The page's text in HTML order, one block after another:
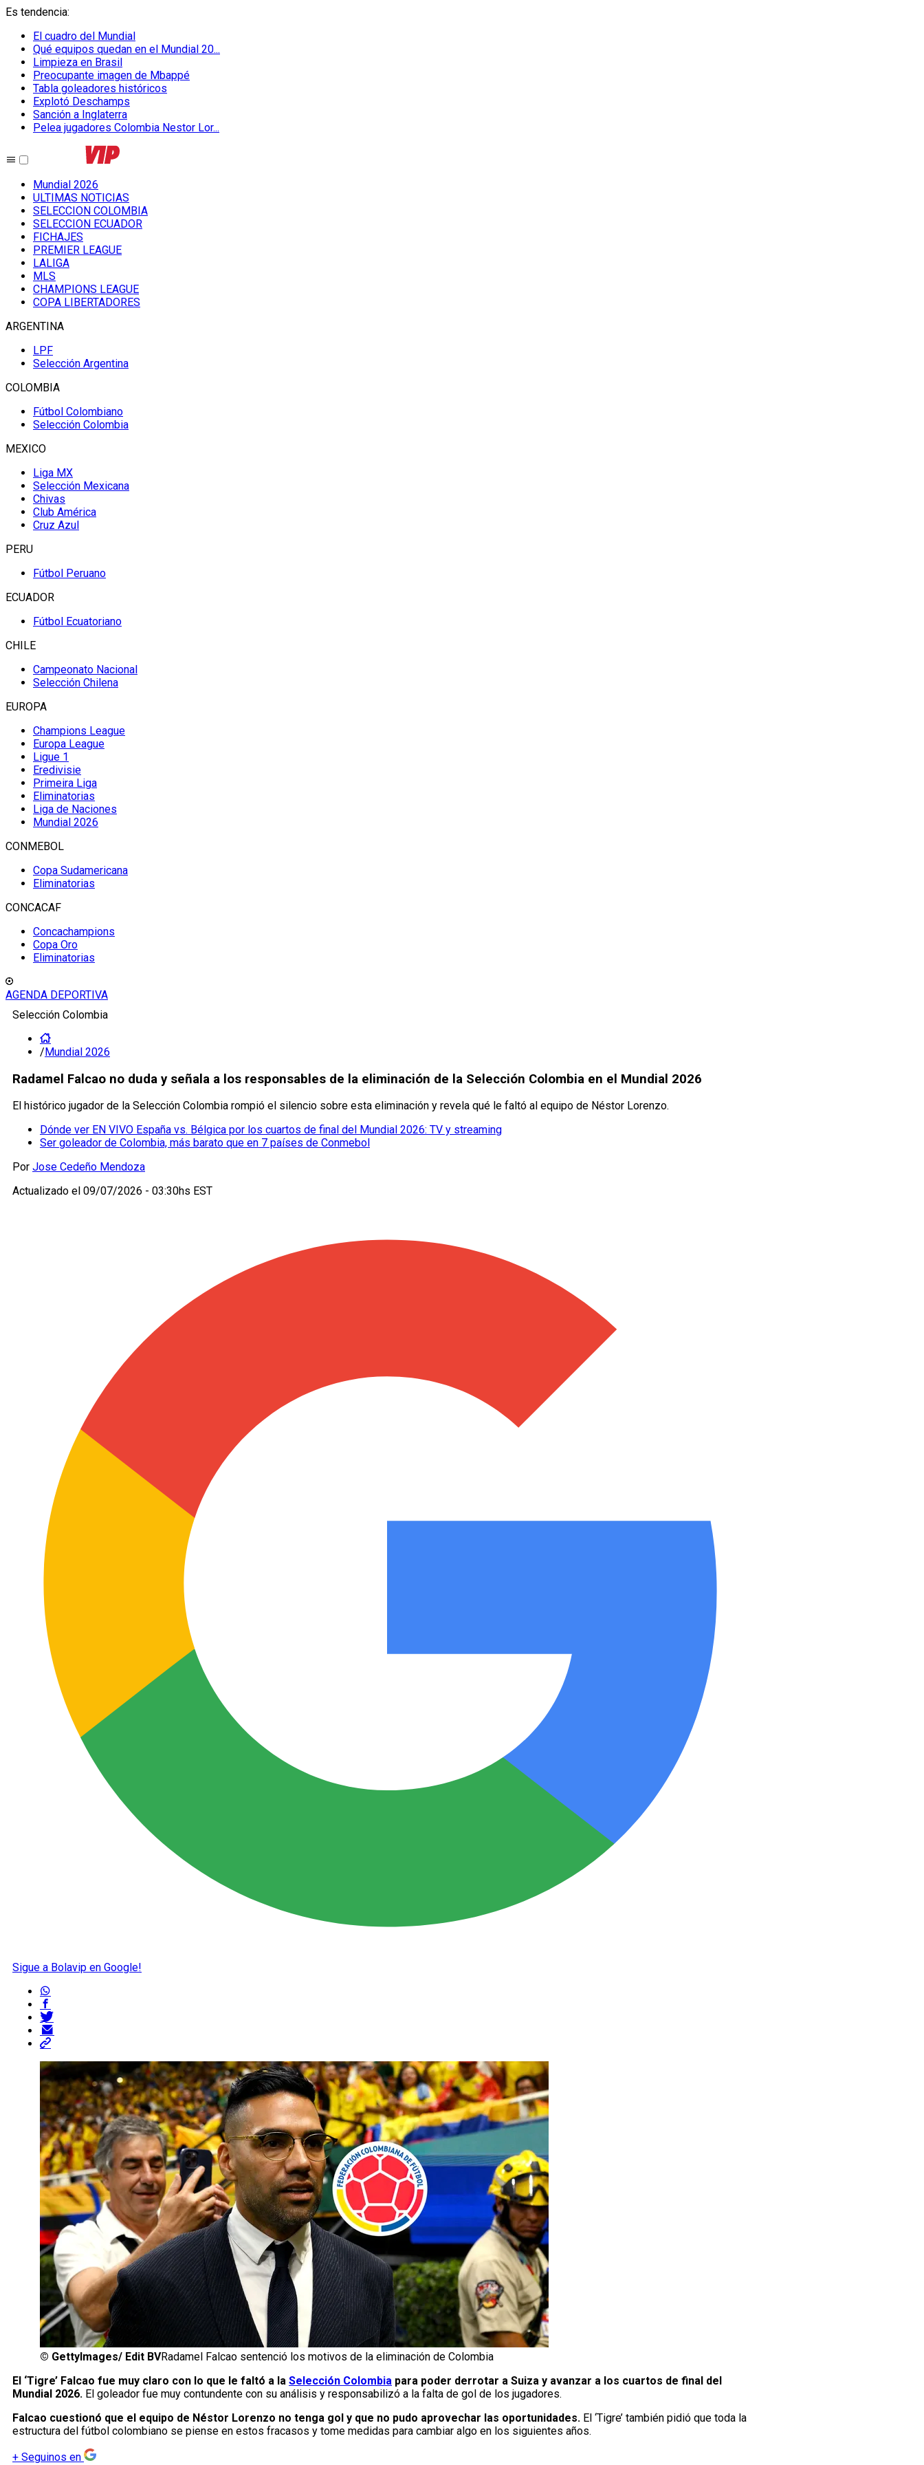
Es tendencia:
El cuadro del Mundial
Qué equipos quedan en el Mundial 20...
Limpieza en Brasil
Preocupante imagen de Mbappé
Tabla goleadores históricos
Explotó Deschamps
Sanción a Inglaterra
Pelea jugadores Colombia Nestor Lor...
Mundial 2026
ULTIMAS NOTICIAS
SELECCION COLOMBIA
SELECCION ECUADOR
FICHAJES
PREMIER LEAGUE
LALIGA
MLS
CHAMPIONS LEAGUE
COPA LIBERTADORES
ARGENTINA
LPF
Selección Argentina
COLOMBIA
Fútbol Colombiano
Selección Colombia
MEXICO
Liga MX
Selección Mexicana
Chivas
Club América
Cruz Azul
PERU
Fútbol Peruano
ECUADOR
Fútbol Ecuatoriano
CHILE
Campeonato Nacional
Selección Chilena
EUROPA
Champions League
Europa League
Ligue 1
Eredivisie
Primeira Liga
Eliminatorias
Liga de Naciones
Mundial 2026
CONMEBOL
Copa Sudamericana
Eliminatorias
CONCACAF
Concachampions
Copa Oro
Eliminatorias
AGENDA DEPORTIVA
Selección Colombia
/Mundial 2026
Radamel Falcao no duda y señala a los responsables de la eliminación de la Selección Colombia en el Mundial 2026
El histórico jugador de la Selección Colombia rompió el silencio sobre esta eliminación y revela qué le faltó al equipo de Néstor Lorenzo.
Dónde ver EN VIVO España vs. Bélgica por los cuartos de final del Mundial 2026: TV y streaming
Ser goleador de Colombia, más barato que en 7 países de Conmebol
Por Jose Cedeño Mendoza
Actualizado el 09/07/2026 - 03:30hs EST
Sigue a Bolavip en Google!
© GettyImages/ Edit BVRadamel Falcao sentenció los motivos de la eliminación de Colombia
El ‘Tigre’ Falcao fue muy claro con lo que le faltó a la Selección Colombia para poder derrotar a Suiza y avanzar a los cuartos de final del
Mundial 2026. El goleador fue muy contundente con su análisis y responsabilizó a la falta de gol de los jugadores.
Falcao cuestionó que el equipo de Néstor Lorenzo no tenga gol y que no pudo aprovechar las oportunidades. El ‘Tigre’ también pidió que toda la
estructura del fútbol colombiano se piense en estos fracasos y tome medidas para cambiar algo en los siguientes años.
+ Seguinos en